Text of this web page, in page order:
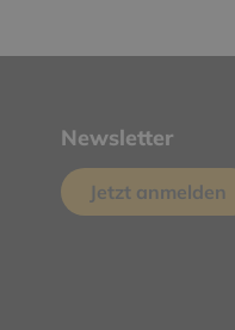
Newsletter
Jetzt anmelden